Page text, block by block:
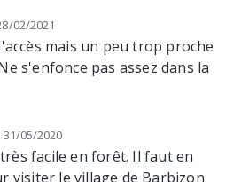
02/2021
mais un peu trop proche
s'enfonce pas assez dans la
31/05/2020
facile en forêt. Il faut en
visiter le village de Barbizon.